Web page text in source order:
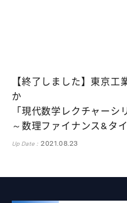
【終了しました】東京工
か
「現代数学レクチャーシ
～数理ファイナンス&タ
Up Date : 2021.08.23